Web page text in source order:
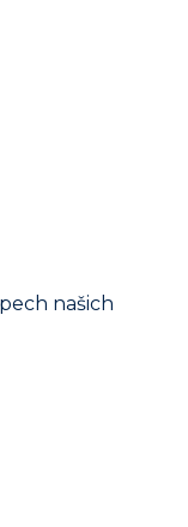
našich